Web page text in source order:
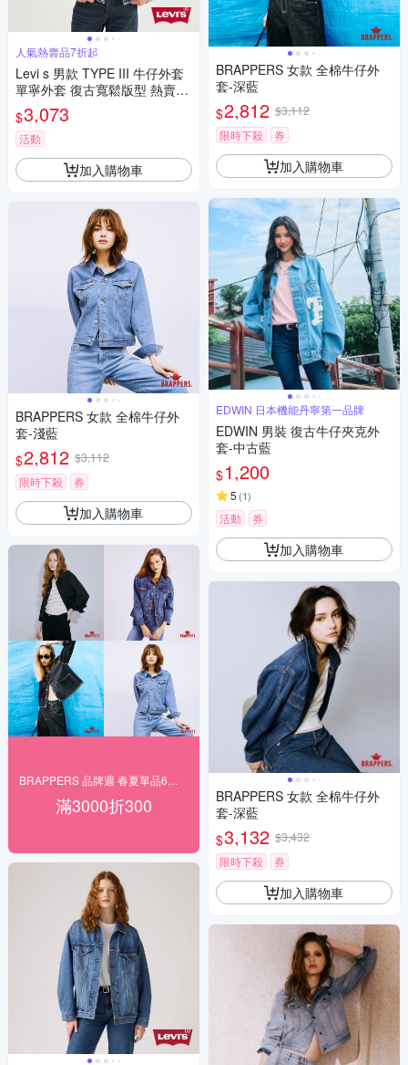
人氣熱賣品7折起
Levi s 男款 TYPE III 牛仔外套
單寧外套 復古寬鬆版型 熱賣單
品
$3,073
活動
加入購物車
BRAPPERS 女款 全棉牛仔外
套-淺藍
$2,812 $3,112
限時下殺
券
加入購物車
滿3000折300
BRAPPERS 女款 全棉牛仔外
套-深藍
$2,812 $3,112
限時下殺
券
加入購物車
EDWIN 日本機能丹寧第一品牌
EDWIN 男裝 復古牛仔夾克外
套-中古藍
$1,200
5 (1)
活動 券
加入購物車
BRAPPERS 女款 全棉牛仔外
套-深藍
$3,132 $3,432
限時下殺
券
加入購物車